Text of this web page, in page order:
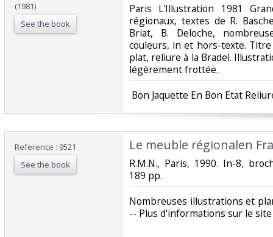
(1981)
See the book
‎Paris L'Illustration 1981
régionaux, textes de R.
Briat, B. Deloche,
couleurs, in et hors-texte.
plat, reliure à la Bradel.
légèrement frottée.‎
Bon Jaquette En Bon Etat
Reference : 9521
See the book
‎Le meuble régionalen
‎R.M.N., Paris, 1990. In-8,
189 pp. ‎
‎Nombreuses illustrations et
-- Plus d'informations sur le